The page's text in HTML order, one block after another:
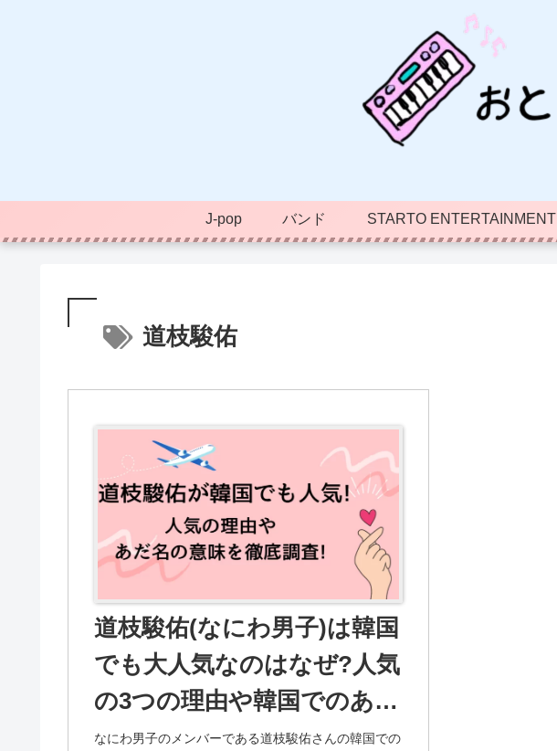
J-pop バンド STARTO ENTERTAINMENT
道枝駿佑
道枝駿佑(なにわ男子)は韓国
でも大人気なのはなぜ?人気
の3つの理由や韓国でのあだ
名ミチゲッタの意味など徹
なにわ男子のメンバーである道枝駿佑さんの韓国での